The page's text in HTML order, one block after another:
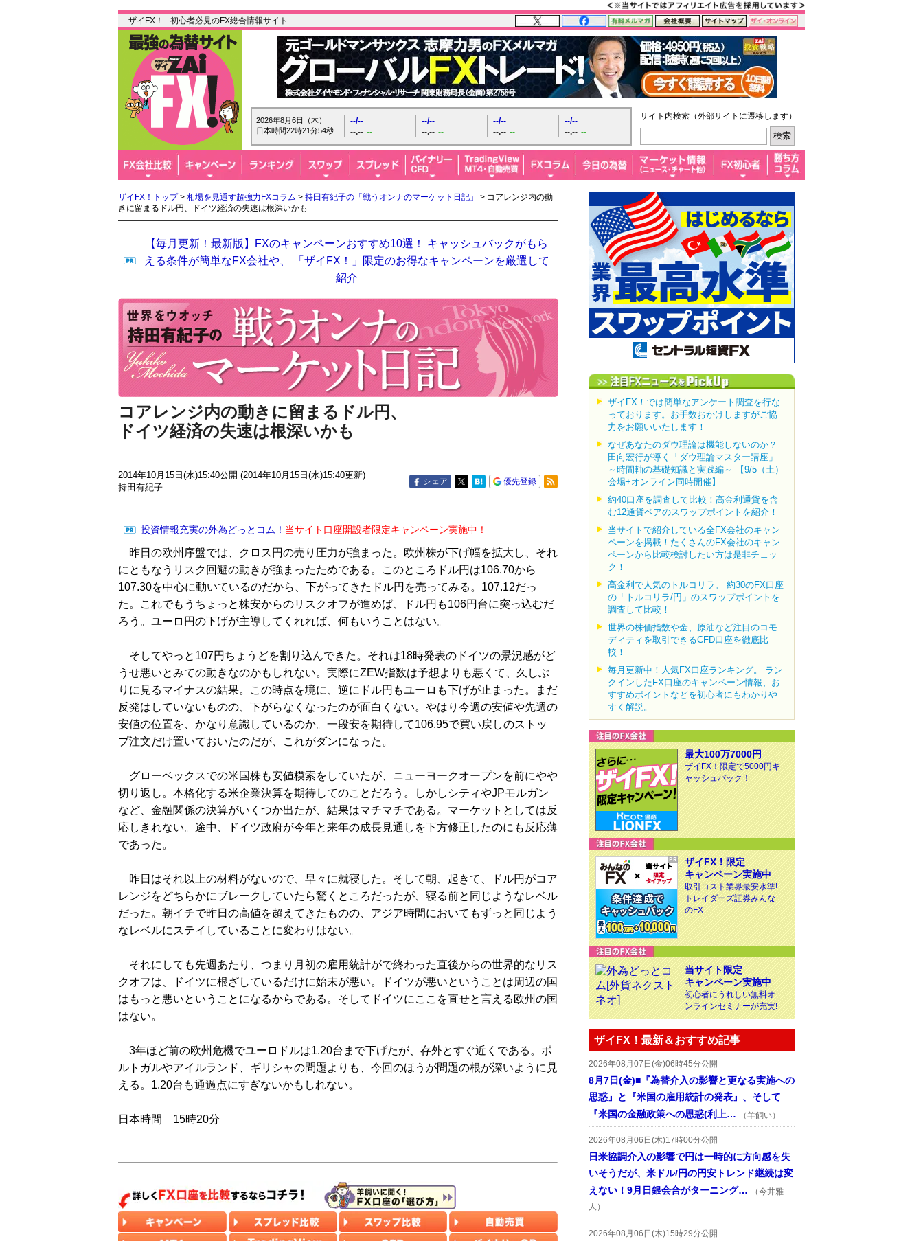
ザイFX！ - 初心者必見のFX総合情報サイト
2026年8月6日（木）
日本時間22時21分55秒
--/--
--.-- --
--/--
--.-- --
--/--
--.-- --
--/--
--.-- --
サイト内検索（外部サイトに遷移します）
ザイFX！トップ> 相場を見通す超強力FXコラム > 持田有紀子の「戦うオンナのマーケット日記」
> コアレンジ内の動
きに留まるドル円、ドイツ経済の失速は根深いかも
【毎月更新！最新版】FXのキャンペーンおすすめ10選！ キャッシュバックがもら
える条件が簡単なFX会社や、 「ザイFX！」限定のお得なキャンペーンを厳選して
紹介
コアレンジ内の動きに留まるドル円、
ドイツ経済の失速は根深いかも
2014年10月15日(水)15:40公開 (2014年10月15日(水)15:40更新)
持田有紀子
シェア 優先登録
投資情報充実の外為どっとコム！ 当サイト口座開設者限定キャンペーン実施中！
昨日の欧州序盤では、クロス円の売り圧力が強まった。欧州株が下げ幅を拡大し、それ
にともなうリスク回避の動きが強まったためである。このところドル円は106.70から
107.30を中心に動いているのだから、下がってきたドル円を売ってみる。107.12だっ
た。これでもうちょっと株安からのリスクオフが進めば、ドル円も106円台に突っ込むだ
ろう。ユーロ円の下げが主導してくれれば、何もいうことはない。
そしてやっと107円ちょうどを割り込んできた。それは18時発表のドイツの景況感がど
うせ悪いとみての動きなのかもしれない。実際にZEW指数は予想よりも悪くて、久しぶ
りに見るマイナスの結果。この時点を境に、逆にドル円もユーロも下げが止まった。まだ
反発はしていないものの、下がらなくなったのが面白くない。やはり今週の安値や先週の
安値の位置を、かなり意識しているのか。一段安を期待して106.95で買い戻しのストッ
プ注文だけ置いておいたのだが、これがダンになった。
グローベックスでの米国株も安値模索をしていたが、ニューヨークオープンを前にやや
切り返し。本格化する米企業決算を期待してのことだろう。しかしシティやJPモルガン
など、金融関係の決算がいくつか出たが、結果はマチマチである。マーケットとしては反
応しきれない。途中、ドイツ政府が今年と来年の成長見通しを下方修正したのにも反応薄
であった。
昨日はそれ以上の材料がないので、早々に就寝した。そして朝、起きて、ドル円がコア
レンジをどちらかにブレークしていたら驚くところだったが、寝る前と同じようなレベル
だった。朝イチで昨日の高値を超えてきたものの、アジア時間においてもずっと同じよう
なレベルにステイしていることに変わりはない。
それにしても先週あたり、つまり月初の雇用統計がで終わった直後からの世界的なリス
クオフは、ドイツに根ざしているだけに始末が悪い。ドイツが悪いということは周辺の国
はもっと悪いということになるからである。そしてドイツにここを直せと言える欧州の国
はない。
3年ほど前の欧州危機でユーロドルは1.20台まで下げたが、存外とすぐ近くである。ポ
ルトガルやアイルランド、ギリシャの問題よりも、今回のほうが問題の根が深いように見
える。1.20台も通過点にすぎないかもしれない。
日本時間 15時20分
ザイFX！では簡単なアンケート調査を行な
っております。お手数おかけしますがご協
力をお願いいたします！
なぜあなたのダウ理論は機能しないのか？
田向宏行が導く「ダウ理論マスター講座」
～時間軸の基礎知識と実践編～ 【9/5（土）
会場+オンライン同時開催】
約40口座を調査して比較！高金利通貨を含
む12通貨ペアのスワップポイントを紹介！
当サイトで紹介している全FX会社のキャン
ペーンを掲載！たくさんのFX会社のキャン
ペーンから比較検討したい方は是非チェッ
ク！
高金利で人気のトルコリラ。 約30のFX口座
の「トルコリラ/円」のスワップポイントを
調査して比較！
世界の株価指数や金、原油など注目のコモ
ディティを取引できるCFD口座を徹底比
較！
毎月更新中！人気FX口座ランキング。 ラン
クインしたFX口座のキャンペーン情報、お
すすめポイントなどを初心者にもわかりや
すく解説。
最大100万7000円
ザイFX！限定で5000円キ
ャッシュバック！
ザイFX！限定
キャンペーン実施中
取引コスト業界最安水準!
トレイダーズ証券みんな
のFX
当サイト限定
キャンペーン実施中
初心者にうれしい無料オ
ンラインセミナーが充実!
ザイFX！最新＆おすすめ記事
2026年08月07日(金)06時45分公開
8月7日(金)■『為替介入の影響と更なる実施への
思惑』と『米国の雇用統計の発表』、そして
『米国の金融政策への思惑(利上…
（羊飼い）
2026年08月06日(木)17時00分公開
日米協調介入の影響で円は一時的に方向感を失
いそうだが、米ドル/円の円安トレンド継続は変
えない！9月日銀会合がターニング…
（今井雅
人）
2026年08月06日(木)15時29分公開